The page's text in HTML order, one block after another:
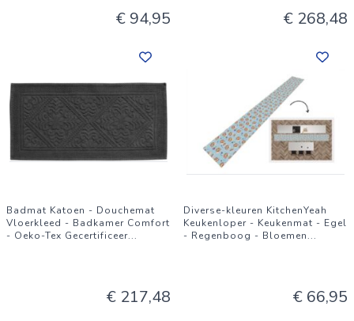
€ 94,95 € 268,48
Badmat Katoen - Douchemat
Vloerkleed - Badkamer Comfort
- Oeko-Tex Gecertificeer...
€ 217,48
Diverse-kleuren KitchenYeah
Keukenloper - Keukenmat - Egel
- Regenboog - Bloemen...
€ 66,95